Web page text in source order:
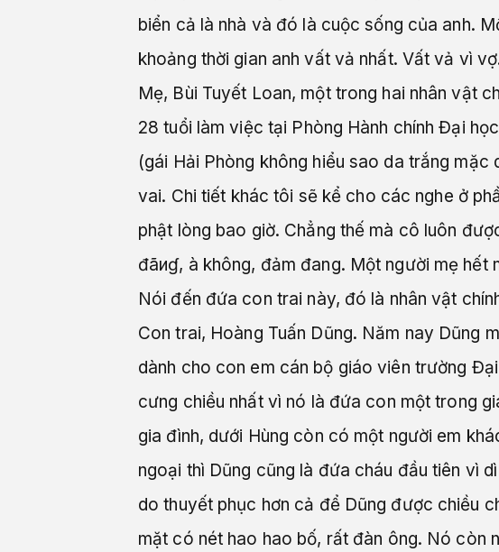
biển cả là nhà và đó là cuộc sống của anh.
khoảng thời gian anh vất vả nhất. Vất vả vì
Mẹ, Bùi Tuyết Loan, một trong hai nhân vật
28 tuổi làm việc tại Phòng Hành chính Đại
(gái Hải Phòng không hiểu sao da trắng
vai. Chi tiết khác tôi sẽ kể cho các nghe ở
phật lòng bao giờ. Chẳng thế mà cô luôn
đãиɠ, à không, đảm đang. Một người mẹ
Nói đến đứa con trai này, đó là nhân vật
Con trai, Hoàng Tuấn Dũng. Năm nay Dũng
dành cho con em cán bộ giáo viên trường
cưng chiều nhất vì nó là đứa con một trong
gia đình, dưới Hùng còn có một người em
ngoại thì Dũng cũng là đứa cháu đầu tiên vì
do thuyết phục hơn cả để Dũng được chiều
mặt có nét hao hao bố, rất đàn ông. Nó còn